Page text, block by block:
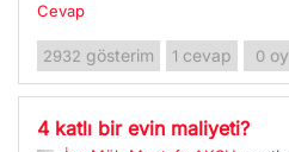
Cevap
2932 gösterim 1 cevap 0 oy
4 katlı bir evin maliyeti?